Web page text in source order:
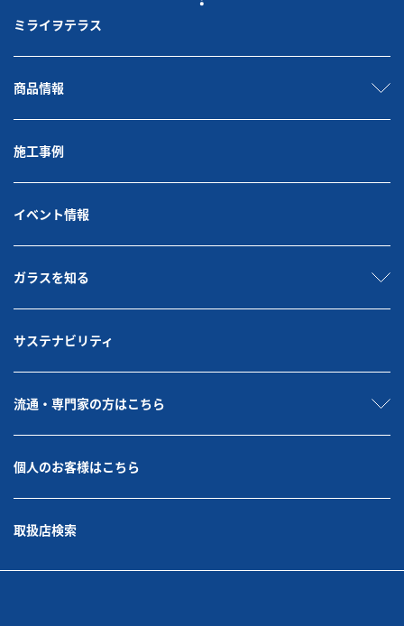
ミライヲテラス
商品情報
施工事例
イベント情報
ガラスを知る
サステナビリティ
流通・専門家の方はこちら
個人のお客様はこちら
取扱店検索